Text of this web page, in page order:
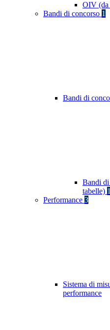
OIV (da
Bandi di concorso 1
Bandi di
Bandi di
tabelle) 1
Performance 3
Sistema di
performance